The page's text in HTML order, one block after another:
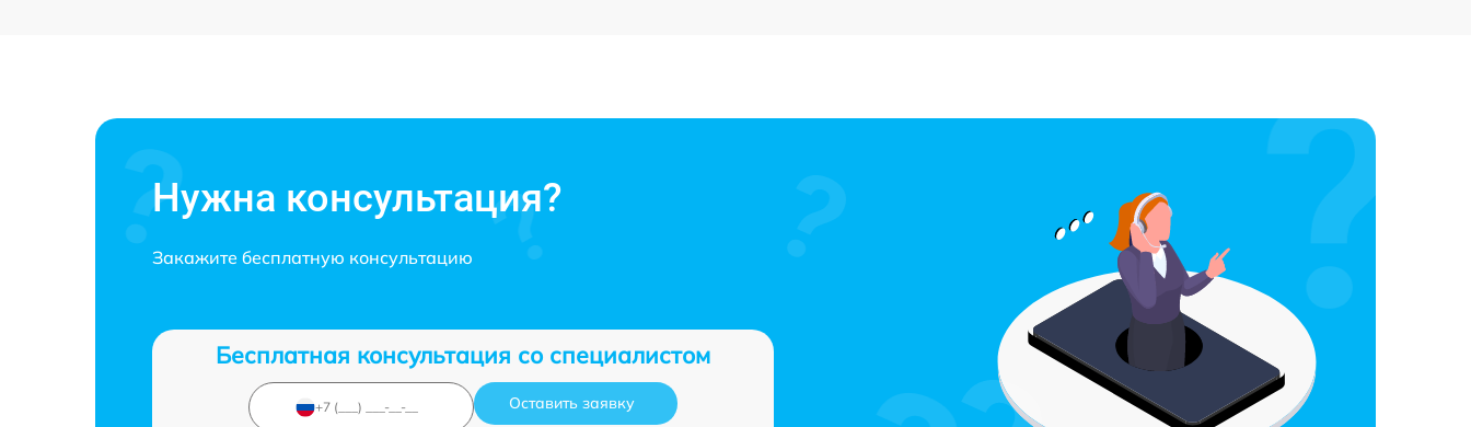
Нужна консультация?
Закажите бесплатную консультацию
Бесплатная консультация со специалистом
Оставить заявку